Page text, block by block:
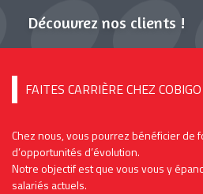
Découvrez nos clients !
FAITES CARRIÈRE CHEZ
Chez nous, vous pourrez bénéficier de
d’opportunités d’évolution.
Notre objectif est que vous vous y
salariés actuels.